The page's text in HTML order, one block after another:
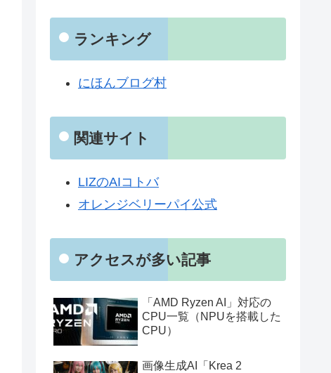
ランキング
にほんブログ村
関連サイト
LIZのAIコトバ
オレンジベリーパイ公式
アクセスが多い記事
「AMD Ryzen AI」対応の
CPU一覧（NPUを搭載した
CPU）
画像生成AI「Krea 2